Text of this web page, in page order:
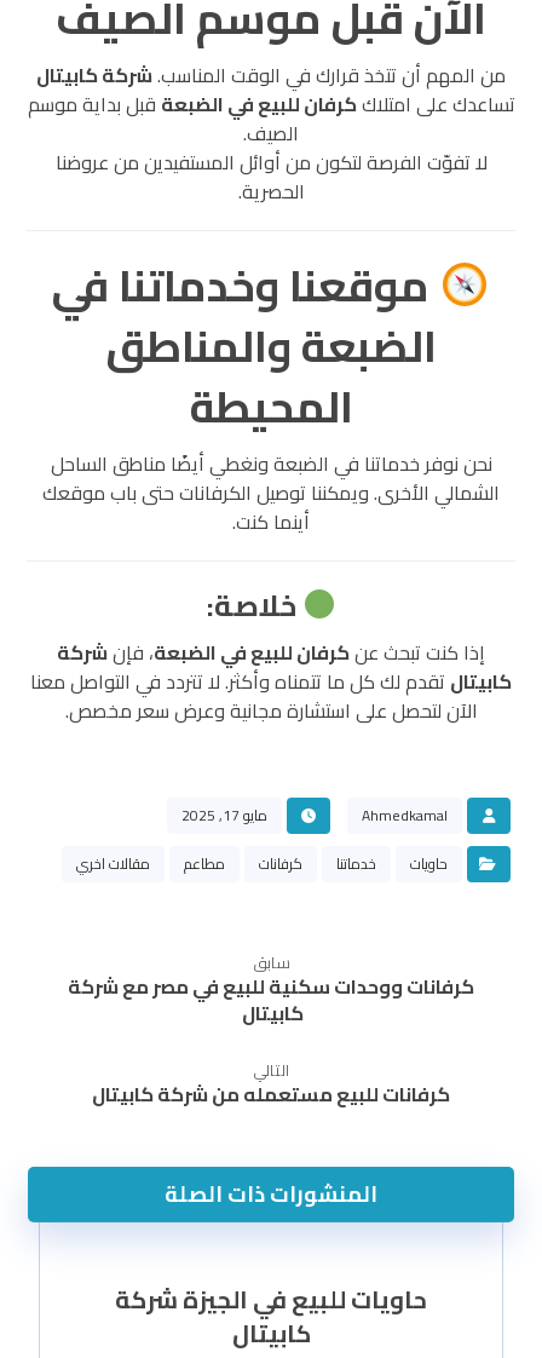
الآن قبل موسم الصيف
من المهم أن تتخذ قرارك في الوقت المناسب.شركة كابيتال
تساعدك على امتلاككرفان للبيع في الضبعة قبل بداية موسم
الصيف.
لا تفوّت الفرصة لتكون من أوائل المستفيدين من عروضنا
الحصرية.
موقعنا وخدماتنا في
الضبعة والمناطق
المحيطة
نحن نوفر خدماتنا في الضبعة ونغطي أيضًا مناطق الساحل
الشمالي الأخرى. ويمكننا توصيل الكرفانات حتى باب موقعك
أينما كنت.
خلاصة:
إذا كنت تبحث عنكرفان للبيع في الضبعة، فإنشركة
كابيتال تقدم لك كل ما تتمناه وأكثر. لا تتردد في التواصل معنا
الآن لتحصل على استشارة مجانية وعرض سعر مخصص.
Ahmedkamal
مايو 17, 2025
حاويات
خدماتنا كرفانات مطاعم مقالات اخري
سابق
كرفانات ووحدات سكنية للبيع في مصر مع شركة
كابيتال
التالي
كرفانات للبيع مستعمله من شركة كابيتال
المنشورات ذات الصلة
حاويات للبيع في الجيزة شركة
كابيتال